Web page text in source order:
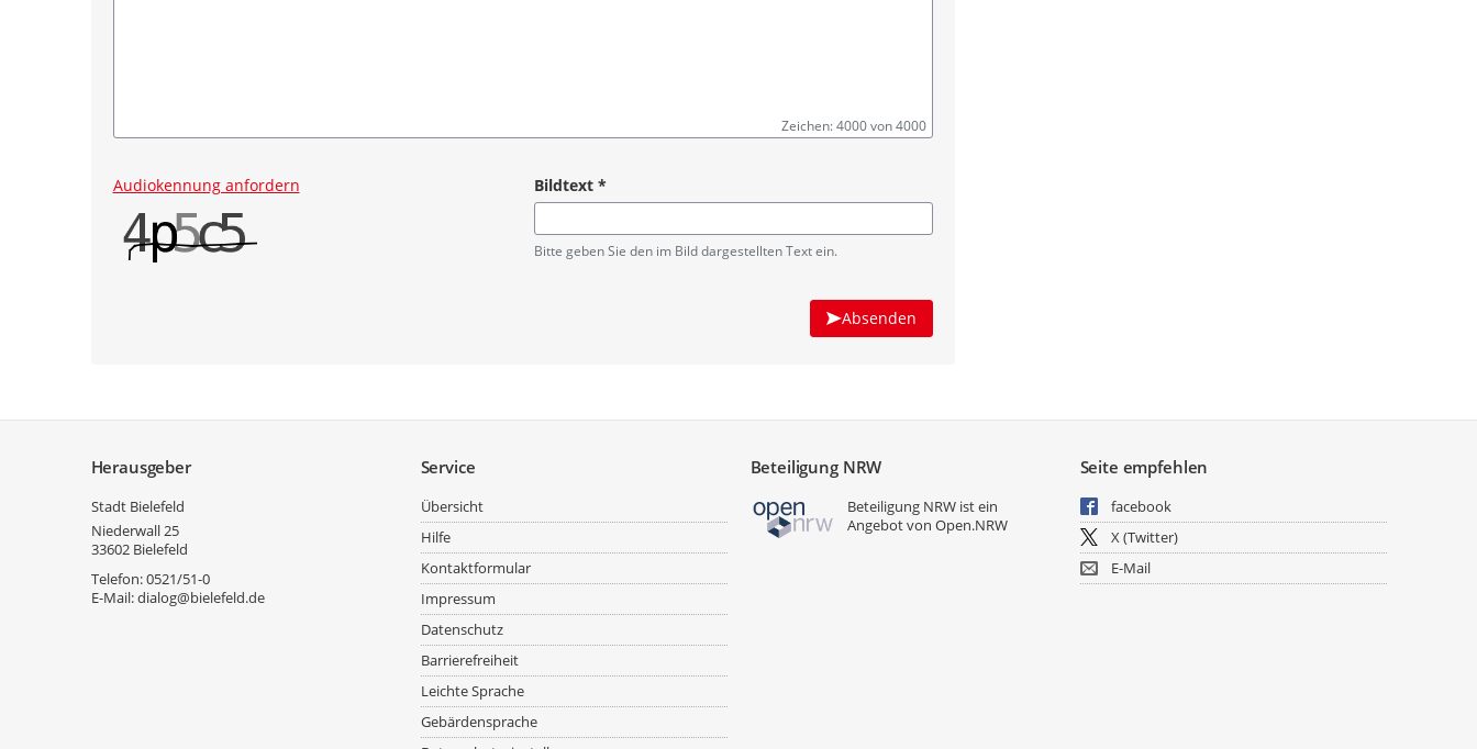
Zeichen: 4000 von 4000
Audiokennung anfordern Bildtext *
Pflichtangabe
Bitte geben Sie den im Bild dargestellten Text ein.
Absenden
Herausgeber
Stadt Bielefeld
Niederwall 25
33602 Bielefeld
Telefon:0521/51-0
E-Mail:dialog@bielefeld.de
Service
Übersicht
Hilfe
Kontaktformular
Impressum
Datenschutz
Barrierefreiheit
Leichte Sprache
Gebärdensprache
Beteiligung NRW
Beteiligung NRW ist ein
Angebot vonOpen.NRW
Seite empfehlen
facebook
X (Twitter)
E-Mail